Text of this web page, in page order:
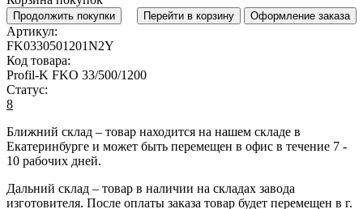
Продолжить покупки Перейти в корзину Оформление заказа
Артикул:
FK0330501201N2Y
Код товара:
Profil-K FKO 33/500/1200
Статус:
8
Ближний склад – товар находится на нашем складе в
Екатеринбурге и может быть перемещен в офис в течение 7 -
10 рабочих дней.
Дальний склад – товар в наличии на складах завода
изготовителя. После оплаты заказа товар будет перемещен в г.